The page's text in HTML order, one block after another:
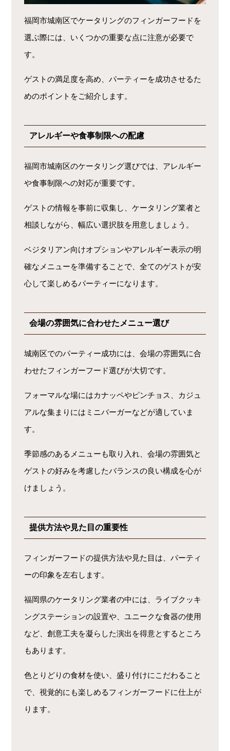
福岡市城南区でケータリングのフィンガーフードを
選ぶ際には、いくつかの重要な点に注意が必要で
す。
ゲストの満足度を高め、パーティーを成功させるた
めのポイントをご紹介します。
アレルギーや食事制限への配慮
福岡市城南区のケータリング選びでは、アレルギー
や食事制限への対応が重要です。
ゲストの情報を事前に収集し、ケータリング業者と
相談しながら、幅広い選択肢を用意しましょう。
ベジタリアン向けオプションやアレルギー表示の明
確なメニューを準備することで、全てのゲストが安
心して楽しめるパーティーになります。
会場の雰囲気に合わせたメニュー選び
城南区でのパーティー成功には、会場の雰囲気に合
わせたフィンガーフード選びが大切です。
フォーマルな場にはカナッペやピンチョス、カジュ
アルな集まりにはミニバーガーなどが適していま
す。
季節感のあるメニューも取り入れ、会場の雰囲気と
ゲストの好みを考慮したバランスの良い構成を心が
けましょう。
提供方法や見た目の重要性
フィンガーフードの提供方法や見た目は、パーティ
ーの印象を左右します。
福岡県のケータリング業者の中には、ライブクッキ
ングステーションの設置や、ユニークな食器の使用
など、創意工夫を凝らした演出を得意とするところ
もあります。
色とりどりの食材を使い、盛り付けにこだわること
で、視覚的にも楽しめるフィンガーフードに仕上が
ります。